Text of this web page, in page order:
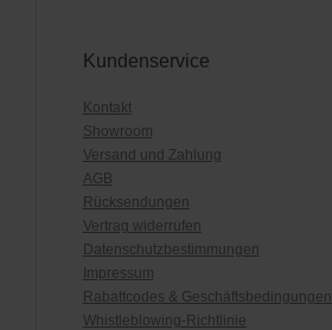
Kundenservice
Kontakt
Showroom
Versand und Zahlung
AGB
Rücksendungen
Vertrag widerrufen
Datenschutzbestimmungen
Impressum
Rabattcodes & Geschäftsbedingungen
Whistleblowing-Richtlinie